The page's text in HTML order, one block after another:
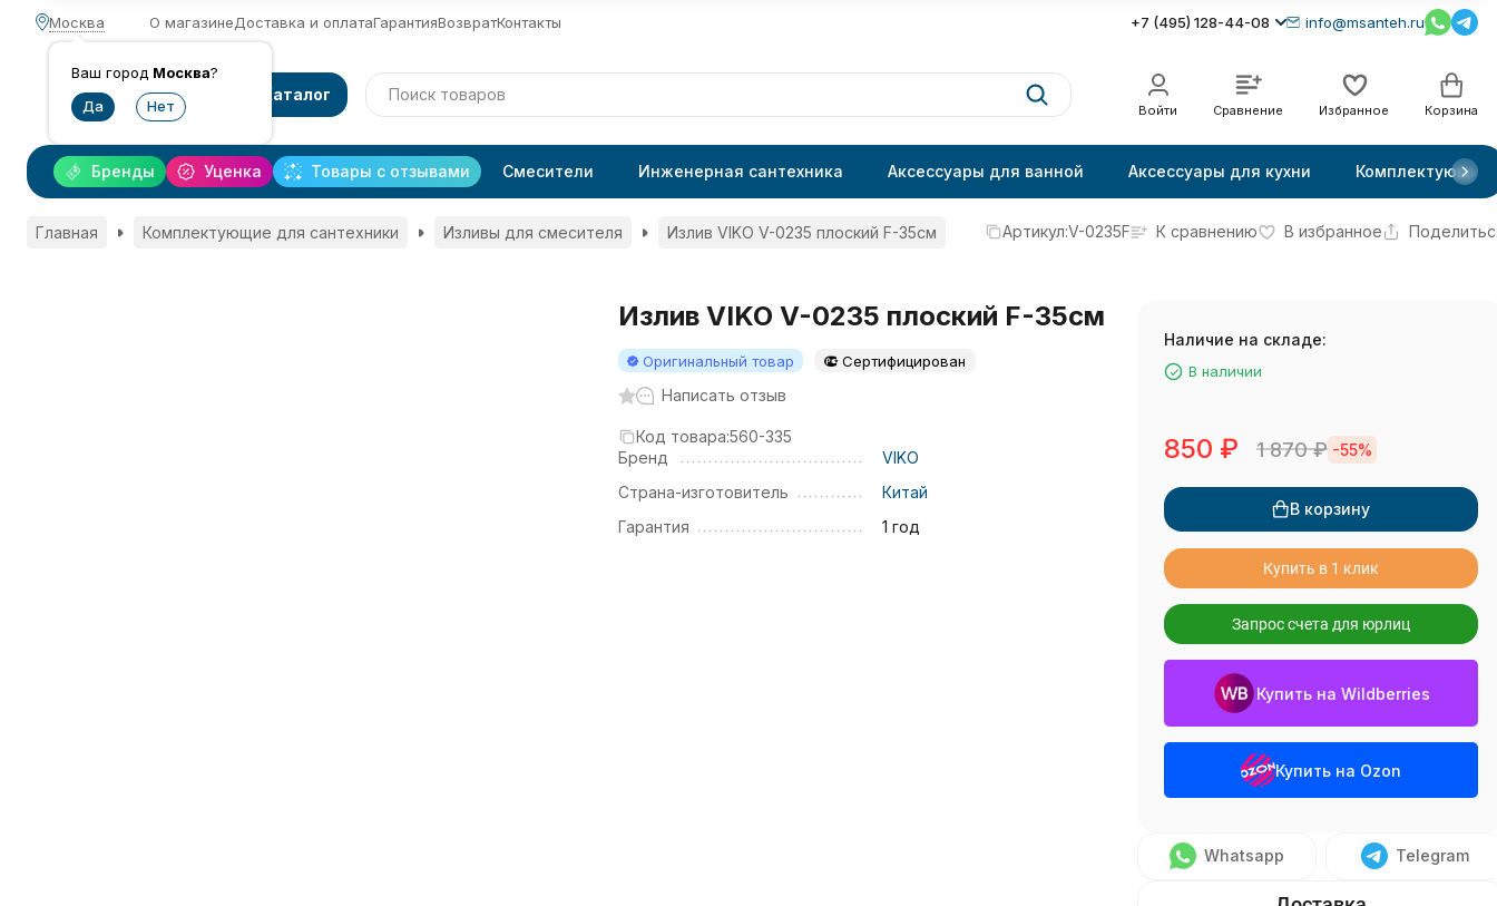
Москва
Ваш город Москва?
О магазинеДоставка и оплатаГарантияВозвратКонтакты +7 (495) 128-44-08 info@msanteh.ru
Каталог
Войти Сравнение Избранное Корзина
Уценка Товары с отзывами
Бренды Смесители Инженерная сантехника Аксессуары для ванной Аксессуары для кухни Комплектующие
Главная Комплектующие для сантехники Изливы для смесителя Излив VIKO V-0235 плоский F-35см Артикул:V-0235F К сравнению В избранное
Излив VIKO V-0235 плоский F-35см
Оригинальный товар Сертифицирован
Написать отзыв
Код товара:560-335
Бренд
VIKO
Страна-изготовитель
Китай
Гарантия
1 год
Наличие на складе:
В наличии
850 ₽ 1 870₽ -55%
В корзину
Купить в 1 клик
Запрос счета для юрлиц
Купить на Wildberries
Купить на Ozon
Whatsapp Telegram